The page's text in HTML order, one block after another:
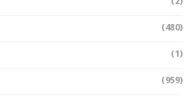
(480)
(1)
(959)